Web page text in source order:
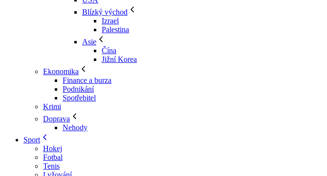
Blízký východ
Izrael
Palestina
Asie
Čína
Jižní Korea
Ekonomika
Finance a burza
Podnikání
Spotřebitel
Krimi
Doprava
Nehody
Sport
Hokej
Fotbal
Tenis